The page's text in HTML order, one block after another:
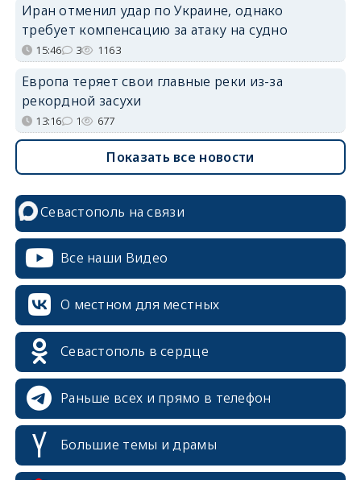
Иран отменил удар по Украине, однако
требует компенсацию за атаку на судно
15:46 3 1163
Европа теряет свои главные реки из-за
рекордной засухи
13:16 1 677
Показать все новости
Севастополь на связи
Все наши Видео
О местном для местных
Севастополь в сердце
Раньше всех и прямо в телефон
Большие темы и драмы